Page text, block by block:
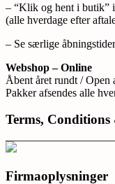
– “Klik og hent i butik”
(alle hverdage efter
– Se særlige
Webshop – Online
Åbent året rundt / Open
Pakker afsendes alle
Terms,
Firmaoplysninger